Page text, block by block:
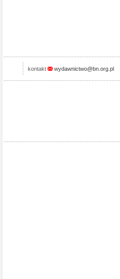
kontakt wydawnictwo@bn.org.pl